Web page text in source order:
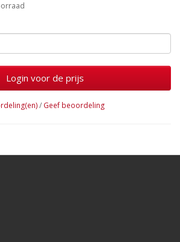
Login voor de prijs
/ Geef beoordeling